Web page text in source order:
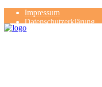
Impressum
Datenschutzerklärung
Kontakt